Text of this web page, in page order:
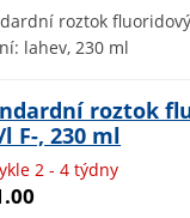
roztok
lahev, 230 ml
roztok
F-, 230 ml
2 - 4 týdny